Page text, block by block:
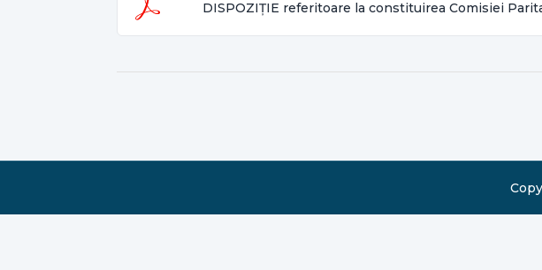
DISPOZIȚIE referitoare la constituirea Comisiei